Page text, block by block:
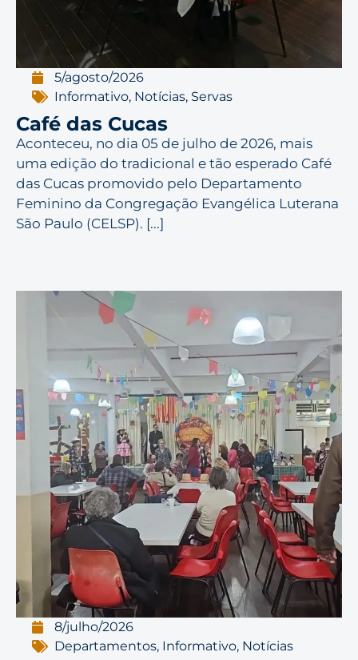
5/agosto/2026
Informativo, Notícias, Servas
Café das Cucas
Aconteceu, no dia 05 de julho de 2026, mais
uma edição do tradicional e tão esperado Café
das Cucas promovido pelo Departamento
Feminino da Congregação Evangélica Luterana
São Paulo (CELSP). [...]
8/julho/2026
Departamentos, Informativo, Notícias